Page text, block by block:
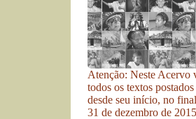
Atenção: Neste Acervo
todos os textos
desde seu início, no
31 de dezembro de